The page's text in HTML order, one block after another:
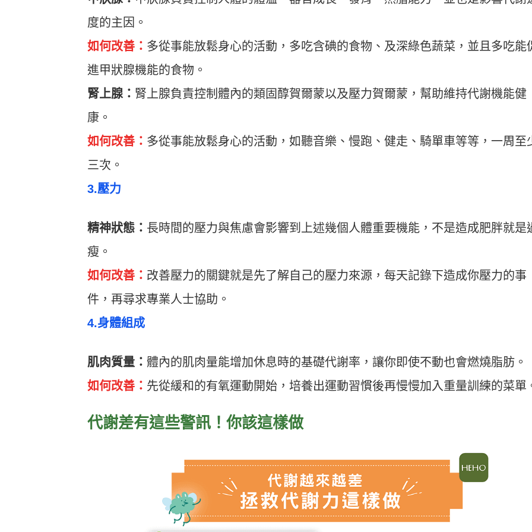
度的主因。
如何改善： 多從事能放鬆身心的活動，多吃含碘的食物、及深綠色蔬菜，並且多吃能
進甲狀腺機能的食物。
腎上腺： 腎上腺負責控制體內的類固醇賀爾蒙以及壓力賀爾蒙，幫助維持代謝機能健
康。
如何改善： 多從事能放鬆身心的活動，如聽音樂、慢跑、健走、騎單車等等，一周至
三次。
3.壓力
精神狀態： 長時間的壓力與焦慮會影響到上述幾個人體重要機能，不是造成肥胖就是
瘦。
如何改善： 改善壓力的關鍵就是先了解自己的壓力來源，每天記錄下造成你壓力的事
件，再尋求專業人士協助。
4.身體組成
肌肉質量： 體內的肌肉量能增加休息時的基礎代謝率，讓你即使不動也會燃燒脂肪。
如何改善： 先從緩和的有氧運動開始，培養出運動習慣後再慢慢加入重量訓練的菜單
代謝差有這些警訊！你該這樣做